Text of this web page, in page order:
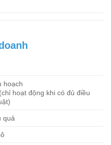
hoạch
hoạt động khi có đủ điều
quả